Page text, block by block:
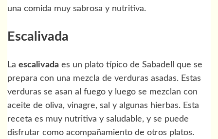
una comida muy sabrosa y nutritiva.
Escalivada
La escalivada es un plato típico de Sabadell que se
prepara con una mezcla de verduras asadas. Estas
verduras se asan al fuego y luego se mezclan con
aceite de oliva, vinagre, sal y algunas hierbas. Esta
receta es muy nutritiva y saludable, y se puede
disfrutar como acompañamiento de otros platos.